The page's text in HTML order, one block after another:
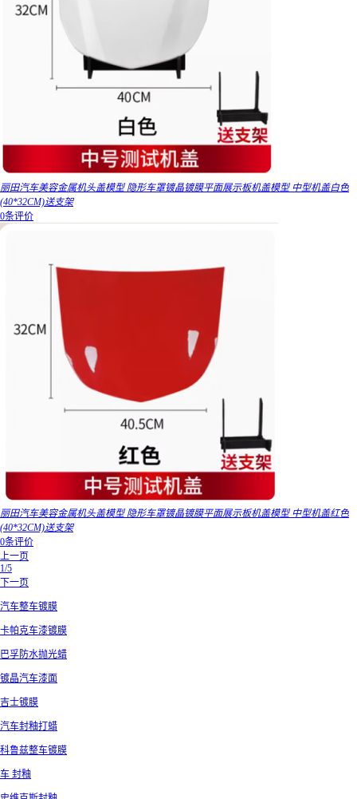
丽田汽车美容金属机头盖模型 隐形车罩镀晶镀膜平面展示板机盖模型 中型机盖白色
(40*32CM)送支架
0条评价
丽田汽车美容金属机头盖模型 隐形车罩镀晶镀膜平面展示板机盖模型 中型机盖红色
(40*32CM)送支架
0条评价
上一页
1/5
下一页
汽车整车镀膜
卡帕克车漆镀膜
巴孚防水抛光蜡
镀晶汽车漆面
吉士镀膜
汽车封釉打蜡
科鲁兹整车镀膜
车 封釉